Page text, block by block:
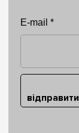
E-mail *
відправити